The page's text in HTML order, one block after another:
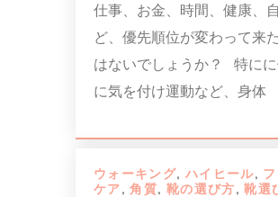
仕事、お金、時間、健康、
ど、優先順位が変わって来
はないでしょうか？ 特に
に気を付け運動など、身体
ウォーキング, ハイヒール,
ケア,角質, 靴の選び方,靴選